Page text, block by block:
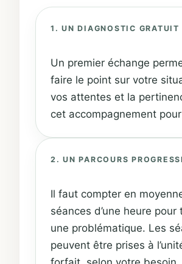
1. UN DIAGNOSTIC GRATUIT
Un premier échange
faire le point sur votre
vos attentes et la
cet accompagnement
2. UN PARCOURS
Il faut compter en
séances d’une heure pour
une problématique. Les
peuvent être prises à